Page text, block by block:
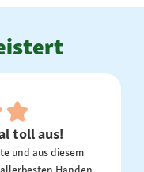
toll aus!
und aus diesem